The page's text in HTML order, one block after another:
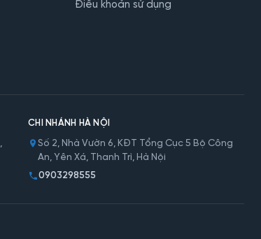
Điều khoản sử dụng
CHI NHÁNH HÀ NỘI
Số 2, Nhà Vườn 6, KĐT Tổng Cục 5 Bộ Công
An, Yên Xá, Thanh Trì, Hà Nội
0903298555